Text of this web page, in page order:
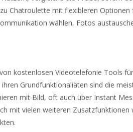
Chatroulette mit flexibleren Optionen
wählen, Fotos
kostenlosen Videotelefonie Tools
Grundfunktionaliäten sind die
mit Bild, oft auch über Instant
mit vielen weiteren Zusatzfunktionen